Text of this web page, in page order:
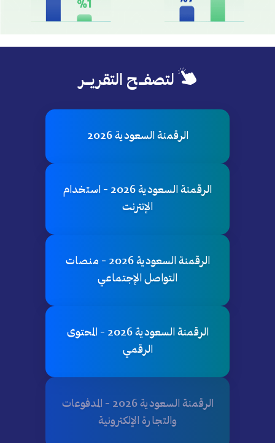
لتصفــح التقريــر
الرقمنة السعودية 2026
الرقمنة السعودية 2026 - استخدام
الإنترنت
الرقمنة السعودية 2026 - منصات
التواصل الإجتماعي
الرقمنة السعودية 2026 - المحتوى
الرقمي
الرقمنة السعودية 2026 - المدفوعات
والتجارة الإلكترونية